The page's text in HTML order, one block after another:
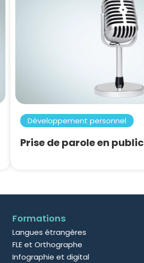
Développement personnel
Prise de parole en public
Formations
Langues étrangères
FLE et Orthographe
Infographie et digital